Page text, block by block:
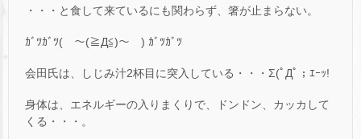
・・・と食して来ているにも関わらず、箸が止まらない。
ｶﾞﾂｶﾞﾂ(￣～(≧Д≦)～￣) ｶﾞﾂｶﾞﾂ
会田氏は、しじみ汁2杯目に突入している・・・Σ(ﾟДﾟ；ｴｰｯ!
身体は、エネルギーの入りまくりで、ドンドン、カッカして
くる・・・。